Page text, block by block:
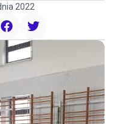
2022
facebooktwitter